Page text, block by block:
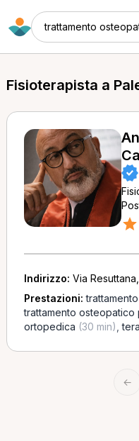
trattamento
Fisioterapista a
Indirizzo: Via
Prestazioni:
trattamento osteopatico
ortopedica (30 min) ,
←